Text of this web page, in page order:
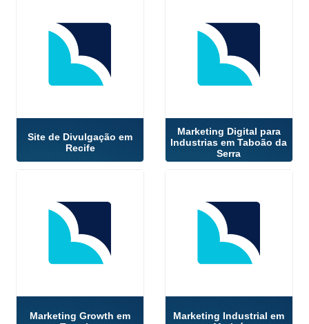
Site de Divulgação em
Recife
Marketing Digital para
Industrias em Taboão da
Serra
Marketing Growth em
Marketing Industrial em